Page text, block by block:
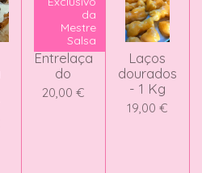
da
Mestre
Salsa
Entrelaça
do
20,00 €
Laços
dourados
- 1 Kg
19,00 €